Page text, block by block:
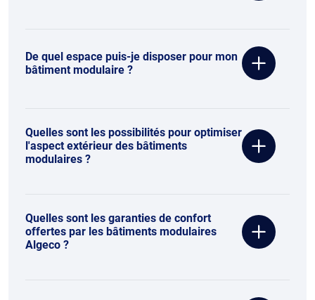
De quel espace puis-je disposer pour mon
bâtiment modulaire ?
Quelles sont les possibilités pour optimiser
l'aspect extérieur des bâtiments
modulaires ?
Quelles sont les garanties de confort
offertes par les bâtiments modulaires
Algeco ?